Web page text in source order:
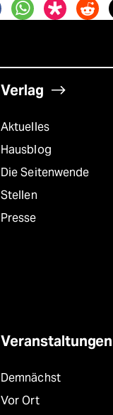
Verlag
Aktuelles
Hausblog
Die Seitenwende
Stellen
Presse
Veranstaltungen
Demnächst
Vor Ort